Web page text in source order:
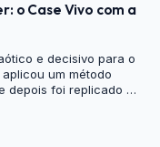
o Case Vivo com a
e decisivo para o
um método
depois foi replicado na